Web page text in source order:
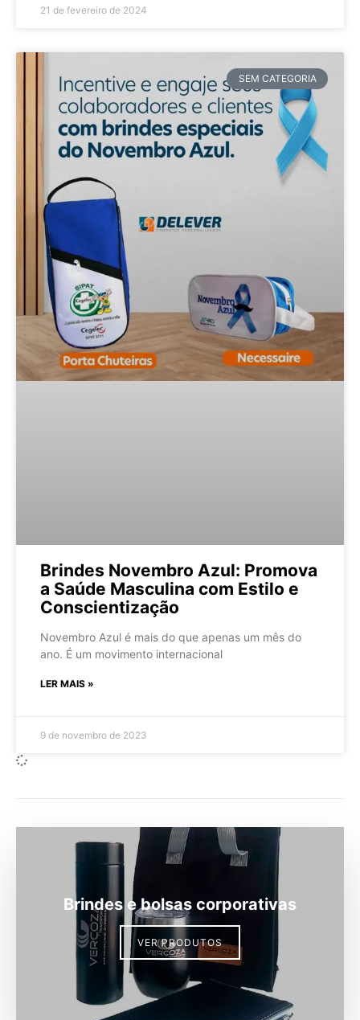
21 de fevereiro de 2024
SEM CATEGORIA
Brindes Novembro Azul: Promova
a Saúde Masculina com Estilo e
Conscientização
Novembro Azul é mais do que apenas um mês do
ano. É um movimento internacional
LER MAIS »
9 de novembro de 2023
Brindes e bolsas corporativas
VER PRODUTOS